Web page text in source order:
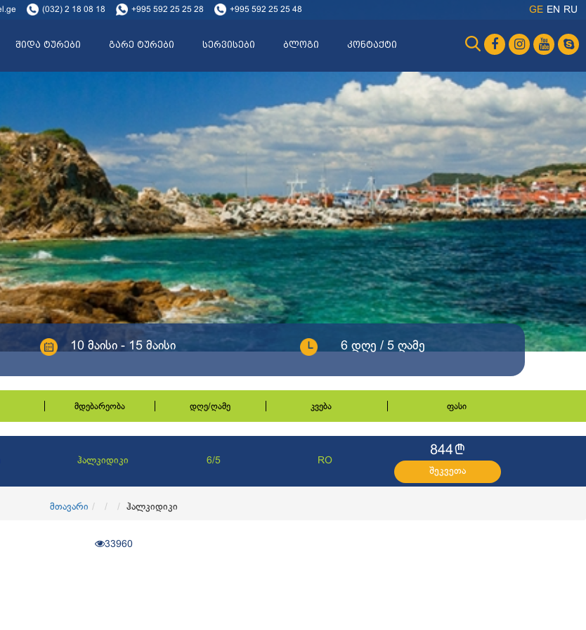
(032) 2 18 08 18 +995 592 25 25 28 +995 592 25 25 48 GE EN RU
შიდა ტურები გარე ტურები სერვისები ბლოგი კონტაქტი
10 მაისი - 15 მაისი 6 დღე / 5 ღამე
მდებარეობა დღე/ღამე კვება ფასი
ჰალკიდიკი 6/5 RO
844l
შეკვეთა
მთავარი ჰალკიდიკი
33960